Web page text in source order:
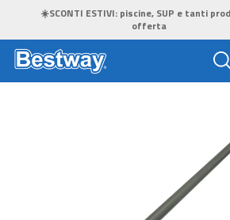
☀️SCONTI ESTIVI: piscine, SUP e tanti
offerta